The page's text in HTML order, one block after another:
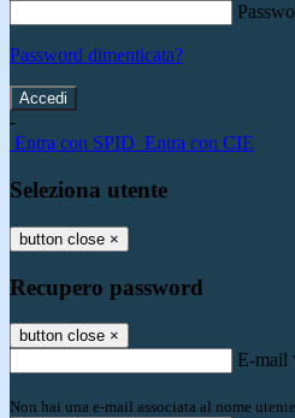
Password dimenticata?
-
Entra con SPID Entra con CIE
Seleziona utente
button close ×
Recupero password
button close ×
E-mail
Non hai una e-mail associata al nome